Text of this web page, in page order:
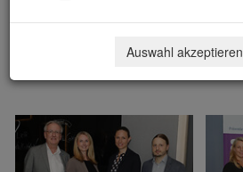
Auswahl akzeptieren